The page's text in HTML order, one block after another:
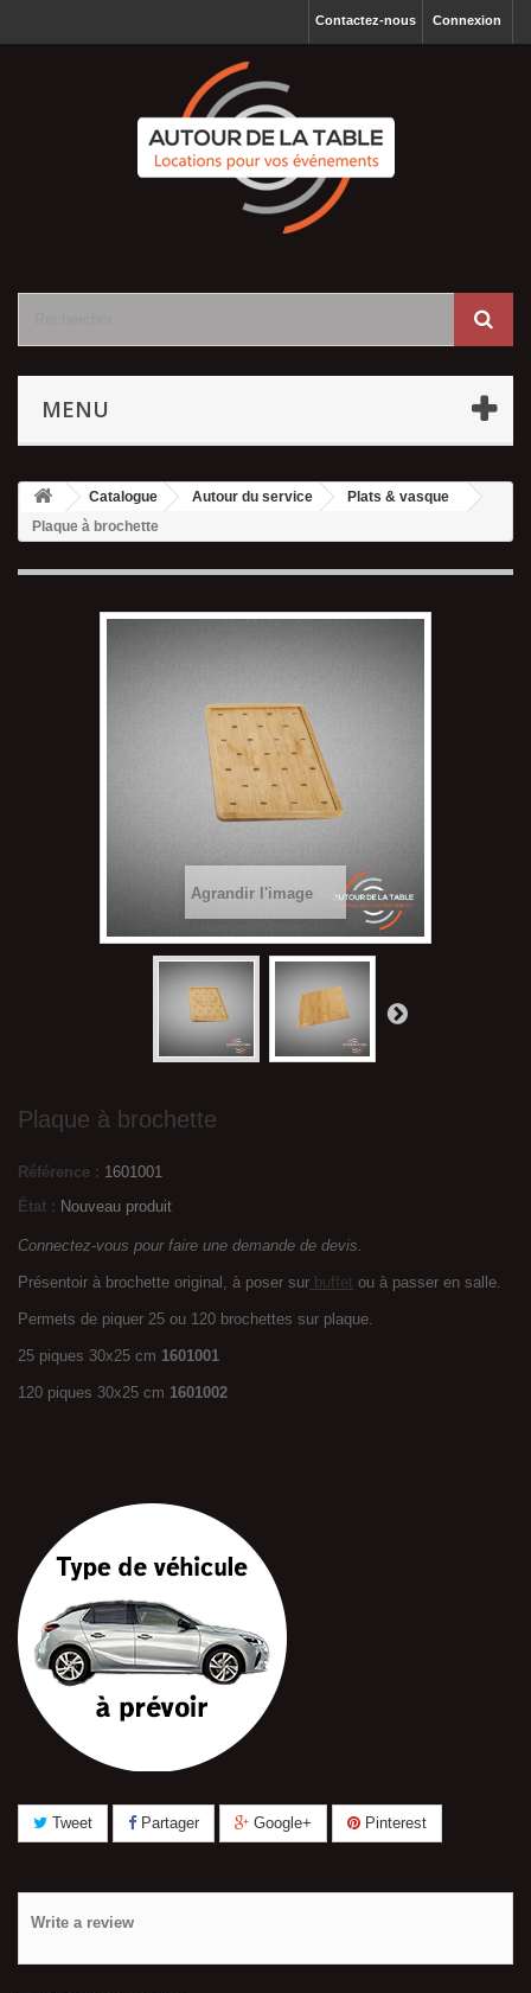
Connexion
Contactez-nous
MENU
Catalogue Autour du service
Plats & vasque
Plaque à brochette
Agrandir l'image
Plaque à brochette
Référence : 1601001
État : Nouveau produit
Connectez-vous pour faire une demande de devis.
Présentoir à brochette original, à poser sur buffet ou à passer en salle.
Permets de piquer 25 ou 120 brochettes sur plaque.
25 piques 30x25 cm 1601001
120 piques 30x25 cm 1601002
Tweet Partager Google+ Pinterest
Write a review